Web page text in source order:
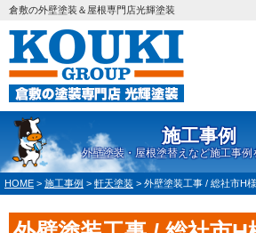
倉敷の外壁塗装＆屋根専門店光輝塗装
施工事例
外壁塗装・屋根塗替えなど施工事例
HOME > 施工事例 > 軒天塗装 > 外壁塗装工事 / 総社市H